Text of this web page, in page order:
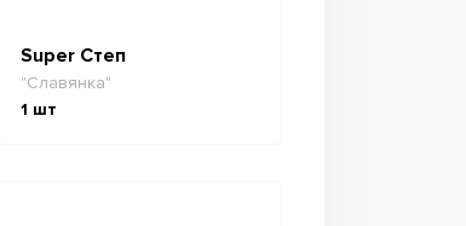
Super Степ
"Славянка"
1 шт